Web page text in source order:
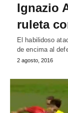
Ignazio
ruleta
El habilidoso
de encima al
2 agosto, 2016